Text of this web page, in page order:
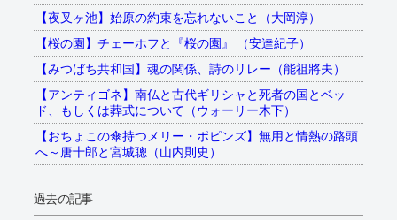
【夜叉ヶ池】始原の約束を忘れないこと（大岡淳）
【桜の園】チェーホフと『桜の園』 （安達紀子）
【みつばち共和国】魂の関係、詩のリレー（能祖將夫）
【アンティゴネ】南仏と古代ギリシャと死者の国とベッ
ド、もしくは葬式について（ウォーリー木下）
【おちょこの傘持つメリー・ポピンズ】無用と情熱の路頭
へ～唐十郎と宮城聰（山内則史）
過去の記事